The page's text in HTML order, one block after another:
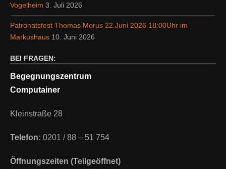
Vogelheim 3. Juli 2026
Patronatsfest Thomas Morus 22.Juni 2026 18:00Uhr im
Markushaus 10. Juni 2026
BEI FRAGEN:
Begegnungszentrum
Computainer
Kleinstraße 28
Telefon: 0201 / 88 – 51 754
Öffnungszeiten (Teilgeöffnet)